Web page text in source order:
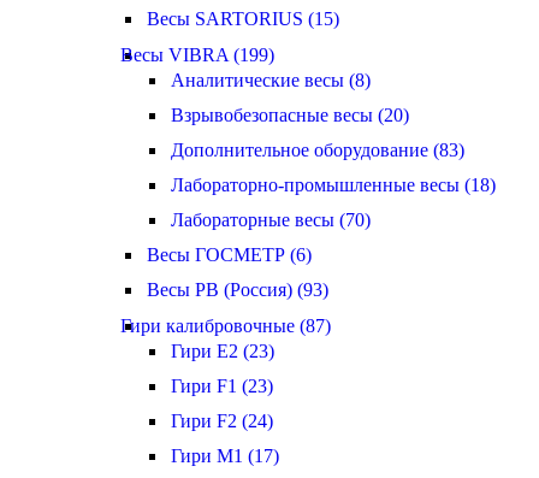
Весы SARTORIUS (15)
Весы VIBRA (199)
Аналитические весы (8)
Взрывобезопасные весы (20)
Дополнительное оборудование (83)
Лабораторно-промышленные весы (18)
Лабораторные весы (70)
Весы ГОСМЕТР (6)
Весы РВ (Россия) (93)
Гири калибровочные (87)
Гири E2 (23)
Гири F1 (23)
Гири F2 (24)
Гири M1 (17)